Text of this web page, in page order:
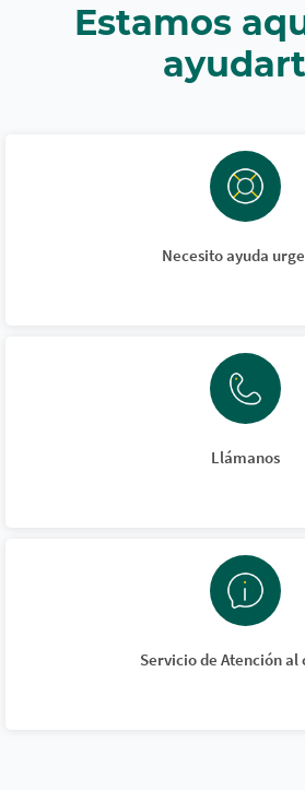
Estamos
Necesito ayuda
Llámanos
Servicio de Atención al